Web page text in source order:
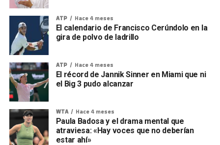
ATP Hace 4 meses
El calendario de Francisco Cerúndolo en la
gira de polvo de ladrillo
ATP Hace 4 meses
El récord de Jannik Sinner en Miami que ni
el Big 3 pudo alcanzar
WTA Hace 4 meses
Paula Badosa y el drama mental que
atraviesa: «Hay voces que no deberían
estar ahí»